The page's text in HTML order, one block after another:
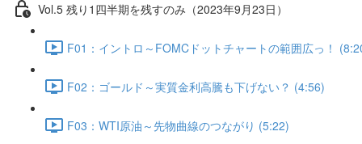
Vol.5 残り1四半期を残すのみ（2023年9月23日）
F01：イントロ～FOMCドットチャートの範囲広っ！
F02：ゴールド～実質金利高騰も下げない？ (4:56)
F03：WTI原油～先物曲線のつながり (5:22)